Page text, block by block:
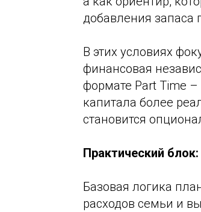
добавления запаса
В этих условиях
финансовая
формате Part Time
капитала более
становится
Практический
Базовая логика
расходов семьи и